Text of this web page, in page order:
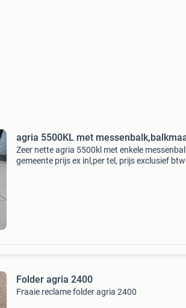
agria 5500KL met
Zeer nette agria 5500kl met enkele
gemeente prijs ex inl,per tel, prijs exclusief
Folder agria 2400
Fraaie reclame folder agria 2400